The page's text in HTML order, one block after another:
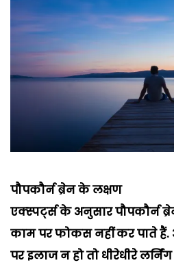
पौपकौर्न ब्रेन के लक्षण
एक्स्पर्ट्स के अनुसार पौपकौर्न
काम पर फोकस नहीं कर पाते
पर इलाज न हो तो धीरेधीरे